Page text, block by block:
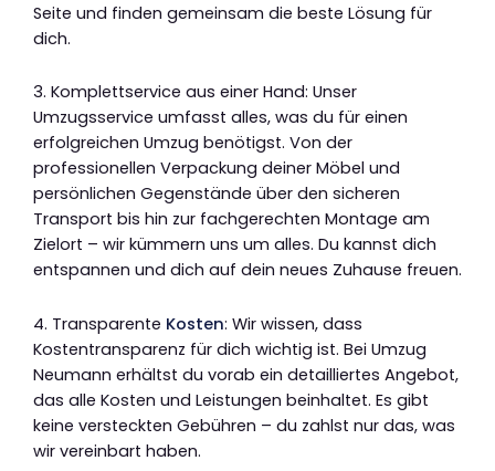
Seite und finden gemeinsam die beste Lösung für
dich.
3. Komplettservice aus einer Hand: Unser
Umzugsservice umfasst alles, was du für einen
erfolgreichen Umzug benötigst. Von der
professionellen Verpackung deiner Möbel und
persönlichen Gegenstände über den sicheren
Transport bis hin zur fachgerechten Montage am
Zielort – wir kümmern uns um alles. Du kannst dich
entspannen und dich auf dein neues Zuhause freuen.
4. Transparente Kosten: Wir wissen, dass
Kostentransparenz für dich wichtig ist. Bei Umzug
Neumann erhältst du vorab ein detailliertes Angebot,
das alle Kosten und Leistungen beinhaltet. Es gibt
keine versteckten Gebühren – du zahlst nur das, was
wir vereinbart haben.